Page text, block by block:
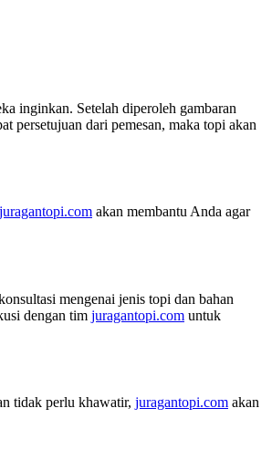
inginkan. Setelah diperoleh gambaran
persetujuan dari pemesan, maka topi akan
juragantopi.com akan membantu Anda agar
mengenai jenis topi dan bahan
dengan tim juragantopi.com untuk
tidak perlu khawatir, juragantopi.com akan